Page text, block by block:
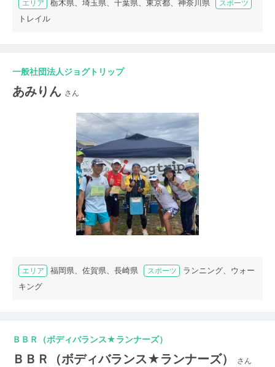
エリア 栃木県、埼玉県、千葉県、東京都、神奈川県 スポーツ
トレイル
一般社団法人ジョグトリップ
あみりん さん
エリア 福岡県、佐賀県、長崎県 スポーツ
ランニング、ウォー
キング
ＢＢＲ（ボディバランス★ランナーズ）
ＢＢＲ（ボディバランス★ランナーズ） さん